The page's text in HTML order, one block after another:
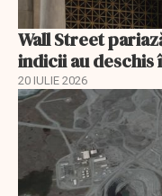
Wall Street
indicii au
20 IULIE 2026